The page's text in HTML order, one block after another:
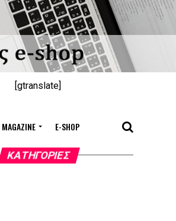
[gtranslate]
MAGAZINE E-SHOP
KΑΤΗΓΟΡΊΕΣ